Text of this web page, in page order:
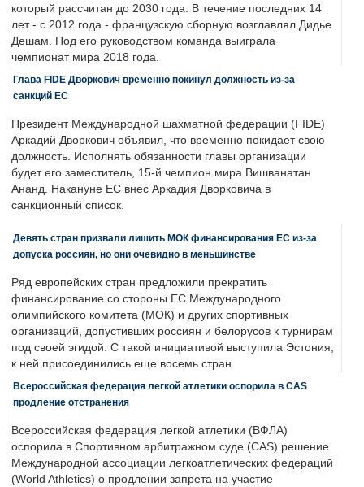
который рассчитан до 2030 года. В течение последних 14
лет - с 2012 года - французскую сборную возглавлял Дидье
Дешам. Под его руководством команда выиграла
чемпионат мира 2018 года.
Глава FIDE Дворкович временно покинул должность из-за
санкций ЕС
Президент Международной шахматной федерации (FIDE)
Аркадий Дворкович объявил, что временно покидает свою
должность. Исполнять обязанности главы организации
будет его заместитель, 15-й чемпион мира Вишванатан
Ананд. Накануне ЕС внес Аркадия Дворковича в
санкционный список.
Девять стран призвали лишить МОК финансирования ЕС из-за
допуска россиян, но они очевидно в меньшинстве
Ряд европейских стран предложили прекратить
финансирование со стороны ЕС Международного
олимпийского комитета (МОК) и других спортивных
организаций, допустивших россиян и белорусов к турнирам
под своей эгидой. С такой инициативой выступила Эстония,
к ней присоединились еще восемь стран.
Всероссийская федерация легкой атлетики оспорила в CAS
продление отстранения
Всероссийская федерация легкой атлетики (ВФЛА)
оспорила в Спортивном арбитражном суде (CAS) решение
Международной ассоциации легкоатлетических федераций
(World Athletics) о продлении запрета на участие